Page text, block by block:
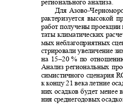
регионального анализа.
Для Азово-
рактеризуется высокой
работ получены проекции
таты климатических
мых неблагоприятных
стрировали увеличение
на 15–20 % по
Анализ региональных
симистичного сценария
к концу 21 века летние
них осадков будет
ния среднегодовых